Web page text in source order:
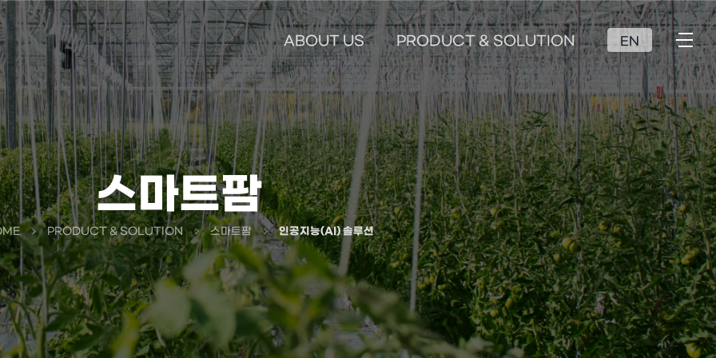
ABOUT US PRODUCT & SOLUTION EN
스마트팜
PRODUCT & SOLUTION 스마트팜 인공지능(AI) 솔루션